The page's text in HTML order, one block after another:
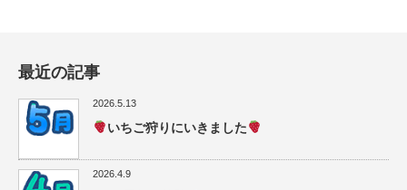
最近の記事
2026.5.13
いちご狩りにいきました
2026.4.9